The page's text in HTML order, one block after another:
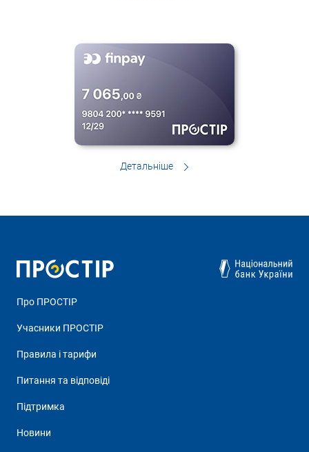
Детальніше
Про ПРОСТІР
Учасники ПРОСТІР
Правила і тарифи
Питання та відповіді
Підтримка
Новини